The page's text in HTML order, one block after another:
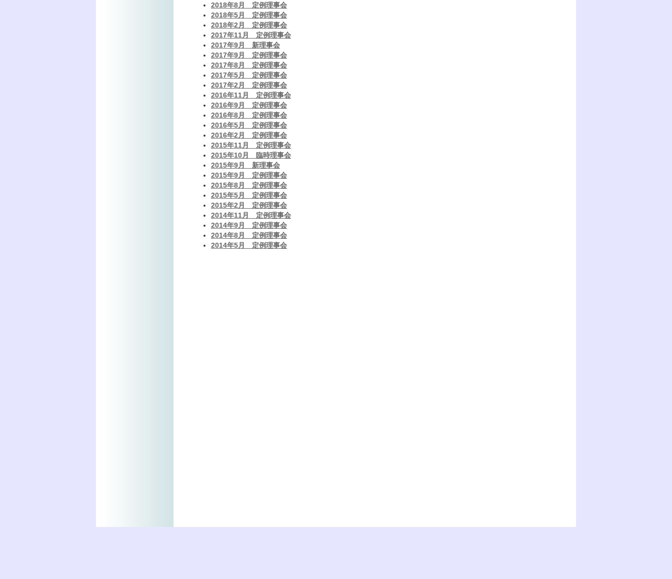
2018年8月 定例理事会
2018年5月 定例理事会
2018年2月 定例理事会
2017年11月 定例理事会
2017年9月 新理事会
2017年9月 定例理事会
2017年8月 定例理事会
2017年5月 定例理事会
2017年2月 定例理事会
2016年11月 定例理事会
2016年9月 定例理事会
2016年8月 定例理事会
2016年5月 定例理事会
2016年2月 定例理事会
2015年11月 定例理事会
2015年10月 臨時理事会
2015年9月 新理事会
2015年9月 定例理事会
2015年8月 定例理事会
2015年5月 定例理事会
2015年2月 定例理事会
2014年11月 定例理事会
2014年9月 定例理事会
2014年8月 定例理事会
2014年5月 定例理事会